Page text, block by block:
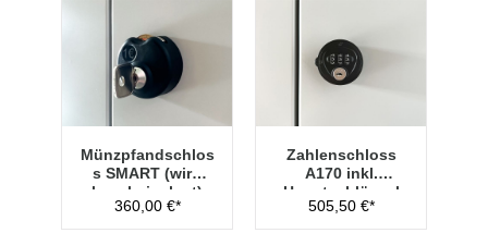
Münzpfandschlos
s SMART (wird
lose beigelegt)
360,00 €*
Zahlenschloss
A170 inkl.
Hauptschlüssel
Typ 1
505,50 €*